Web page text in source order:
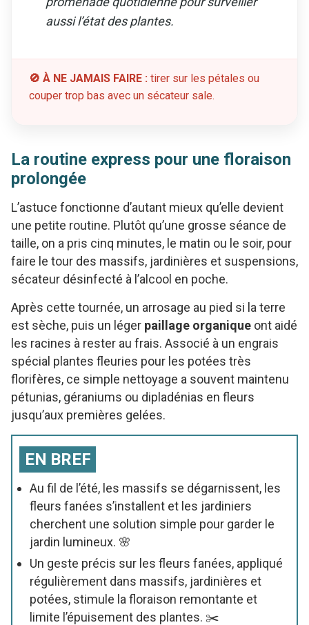
aussi l’état des plantes.
🚫 À NE JAMAIS FAIRE : tirer sur les pétales ou
couper trop bas avec un sécateur sale.
La routine express pour une floraison
prolongée
L’astuce fonctionne d’autant mieux qu’elle devient
une petite routine. Plutôt qu’une grosse séance de
taille, on a pris cinq minutes, le matin ou le soir, pour
faire le tour des massifs, jardinières et suspensions,
sécateur désinfecté à l’alcool en poche.
Après cette tournée, un arrosage au pied si la terre
est sèche, puis un léger paillage organique ont aidé
les racines à rester au frais. Associé à un engrais
spécial plantes fleuries pour les potées très
florifères, ce simple nettoyage a souvent maintenu
pétunias, géraniums ou dipladénias en fleurs
jusqu’aux premières gelées.
EN BREF
Au fil de l’été, les massifs se dégarnissent, les
fleurs fanées s’installent et les jardiniers
cherchent une solution simple pour garder le
jardin lumineux. 🌸
Un geste précis sur les fleurs fanées, appliqué
régulièrement dans massifs, jardinières et
potées, stimule la floraison remontante et
limite l’épuisement des plantes. ✂️